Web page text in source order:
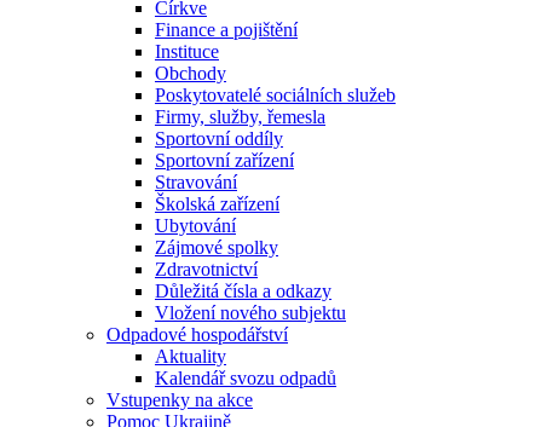
Církve
Finance a pojištění
Instituce
Obchody
Poskytovatelé sociálních služeb
Firmy, služby, řemesla
Sportovní oddíly
Sportovní zařízení
Stravování
Školská zařízení
Ubytování
Zájmové spolky
Zdravotnictví
Důležitá čísla a odkazy
Vložení nového subjektu
Odpadové hospodářství
Aktuality
Kalendář svozu odpadů
Vstupenky na akce
Pomoc Ukrajině